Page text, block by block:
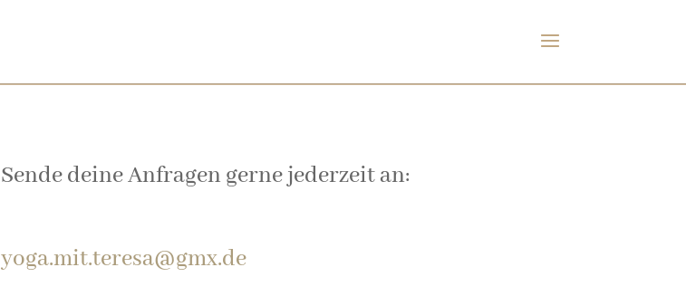
Sende deine Anfragen gerne jederzeit an:
yoga.mit.teresa@gmx.de